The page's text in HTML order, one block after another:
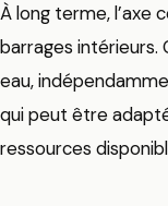
À long terme, l’axe
barrages
eau,
qui peut être
ressources